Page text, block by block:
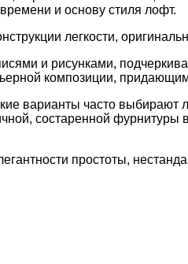
и основу стиля лофт.
легкости,
и рисунками,
композиции, придающим
варианты часто
состаренной фурнитуры
простоты,